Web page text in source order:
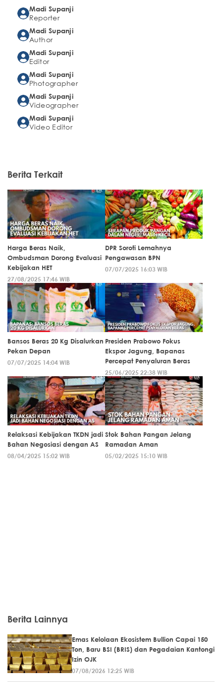
Madi Supanji
Reporter
Madi Supanji
Author
Madi Supanji
Editor
Madi Supanji
Photographer
Madi Supanji
Videographer
Madi Supanji
Video Editor
Berita Terkait
Harga Beras Naik,
Ombudsman Dorong Evaluasi
Kebijakan HET
27/08/2025 17:46 WIB
DPR Soroti Lemahnya
Pengawasan BPN
07/07/2025 16:03 WIB
Bansos Beras 20 Kg Disalurkan
Pekan Depan
07/07/2025 14:04 WIB
Presiden Prabowo Fokus
Ekspor Jagung, Bapanas
Percepat Penyaluran Beras
25/06/2025 22:38 WIB
Relaksasi Kebijakan TKDN jadi
Bahan Negosiasi dengan AS
08/04/2025 15:02 WIB
Stok Bahan Pangan Jelang
Ramadan Aman
05/02/2025 15:10 WIB
Berita Lainnya
Emas Kelolaan Ekosistem Bullion Capai 150
Ton, Baru BSI (BRIS) dan Pegadaian Kantongi
Izin OJK
07/08/2026 12:25 WIB